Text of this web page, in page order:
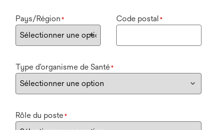
Pays/Région * Code postal *
Type d’organisme de Santé*
Rôle du poste*